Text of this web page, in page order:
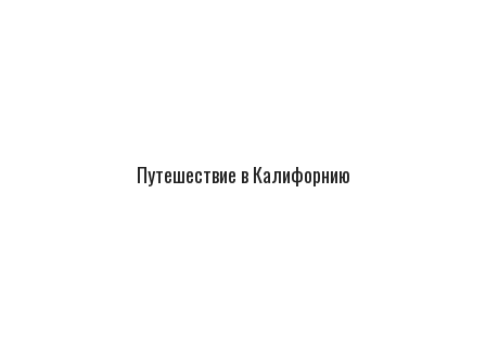
Путешествие в Калифорнию